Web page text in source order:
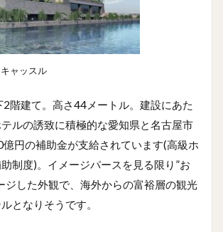
ャッスル
階建て。高さ44メートル。建設にあた
ルの誘致に積極的な愛知県と名古屋市
円の補助金が支給されています(高級ホ
制度)。イメージパースを見る限り”お
ジした外観で、海外からの富裕層の観光
となりそうです。